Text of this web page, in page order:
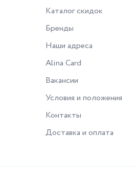
Каталог скидок
Бренды
Наши адреса
Alina Card
Вакансии
Условия и положения
Контакты
Доставка и оплата